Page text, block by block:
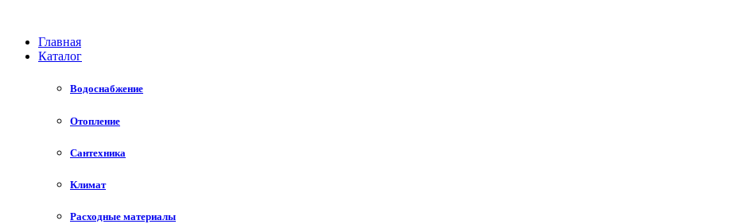
Главная
Каталог
Водоснабжение
Отопление
Сантехника
Климат
Расходные материалы